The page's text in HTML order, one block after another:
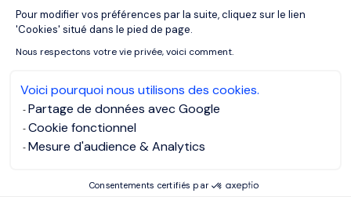
Pour modifier vos préférences par la suite, cliquez sur le lien
'Cookies' situé dans le pied de page.
Nous respectons votre vie privée, voici comment.
Voici pourquoi nous utilisons des cookies.
Partage de données avec Google
Cookie fonctionnel
Mesure d'audience & Analytics
Consentements certifiés par
Axeptio consent
votrestratégie de recrutementpeut s’avérer un choix
judicieux pour prédire le comportement futur des
candidats et garantir un meilleur fit avec la culture et les
besoins de l’entreprise.
Pour en savoir plus sur la mise en œuvre de tests